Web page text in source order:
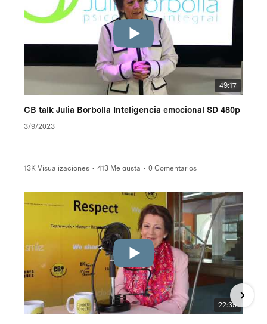
49:17
CB talk Julia Borbolla Inteligencia emocional SD 480p
3/9/2023
13K Visualizaciones • 413 Me gusta • 0 Comentarios
22:35